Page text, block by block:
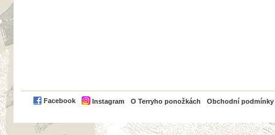
Facebook Instagram O Terryho ponožkách Obchodní podmínky
PayPal